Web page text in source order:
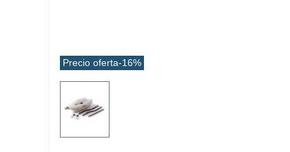
Precio oferta-16%